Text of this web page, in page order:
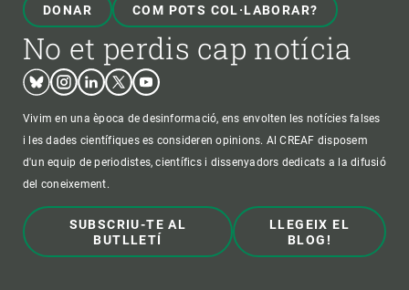
DONAR COM POTS COL·LABORAR?
No et perdis cap notícia
BlueskyInstagram
LinkedinTwitterYoutube
Vivim en una època de desinformació, ens envolten les notícies falses
i les dades científiques es consideren opinions. Al CREAF disposem
d'un equip de periodistes, científics i dissenyadors dedicats a la difusió
del coneixement.
SUBSCRIU-TE AL
BUTLLETÍ
LLEGEIX EL
BLOG!